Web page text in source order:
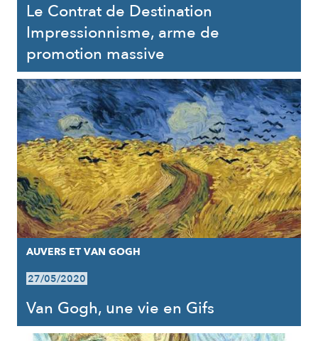
Le Contrat de Destination
Impressionnisme, arme de
promotion massive
AUVERS ET VAN GOGH
27/05/2020
Van Gogh, une vie en Gifs